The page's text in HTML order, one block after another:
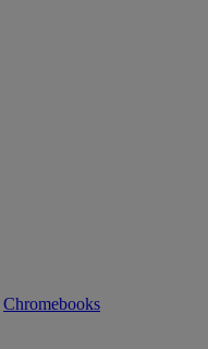
Chromebooks